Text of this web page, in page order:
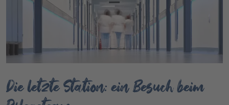
Die letzte Station: ein Besuch beim